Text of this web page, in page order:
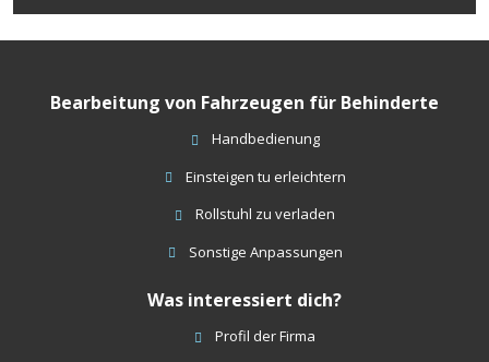
se
odeslat.
Bearbeitung von Fahrzeugen für Behinderte
Handbedienung
Einsteigen tu erleichtern
Rollstuhl zu verladen
Sonstige Anpassungen
Was interessiert dich?
Profil der Firma